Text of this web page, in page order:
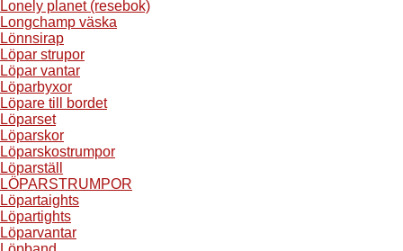
Lonely planet (resebok)
Longchamp väska
Lönnsirap
Löpar strupor
Löpar vantar
Löparbyxor
Löpare till bordet
Löparset
Löparskor
Löparskostrumpor
Löparställ
LÖPARSTRUMPOR
Löpartaights
Löpartights
Löparvantar